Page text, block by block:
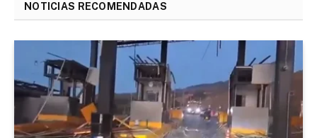
NOTICIAS RECOMENDADAS